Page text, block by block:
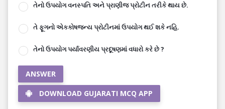
તેનો ઉપયોગ વનસ્પતિ અને પ્રાણીજ પ્રોટીન તરીકે થાય છે.
તે ફૂગનો એકકોષજન્ય પ્રોટીનમાં ઉપયોગ થઈ શકે નહિ.
તેનો ઉપયોગ પર્યાવરણીય પ્રદૂષણમાં વધારો કરે છે ?
ANSWER
DOWNLOAD GUJARATI MCQ APP